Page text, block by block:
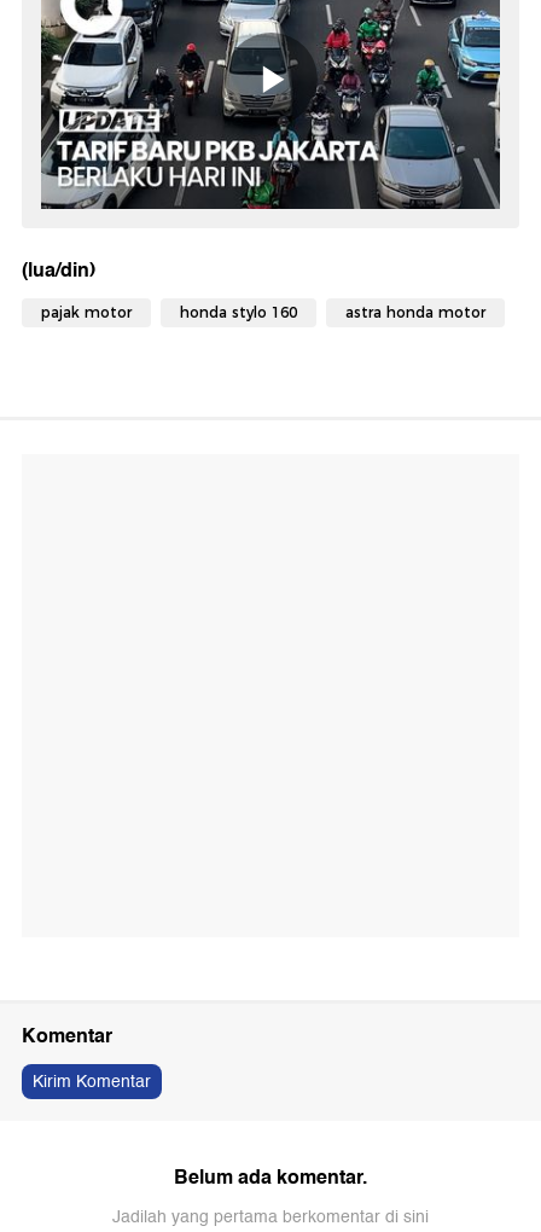
(lua/din)
pajak motor honda stylo 160 astra honda motor
Komentar
Kirim Komentar
Belum ada komentar.
Jadilah yang pertama berkomentar di sini